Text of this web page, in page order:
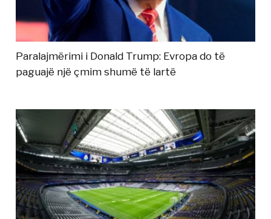
Paralajmërimi i Donald Trump: Evropa do të
paguajë një çmim shumë të lartë